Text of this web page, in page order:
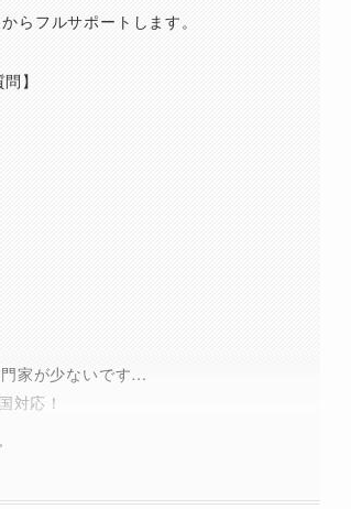
らフルサポートします。
】
門家が少ないです…
対応！